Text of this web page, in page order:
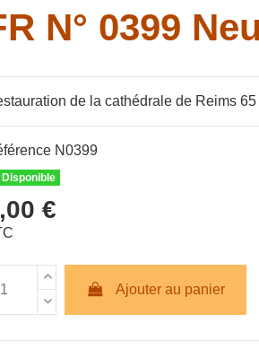
N° 0399
de la cathédrale de Reims
N0399
Disponible
€
Ajouter au panier